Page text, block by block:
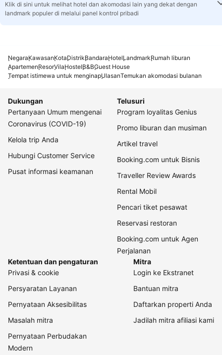
Klik di sini untuk melihat hotel dan akomodasi lain yang dekat dengan
landmark populer di melalui panel kontrol pribadi
NegaraKawasanKotaDistrikBandaraHotelLandmarkRumah liburan
ApartemenResorVilaHostelB&BGuest House
Tempat istimewa untuk menginapUlasanTemukan akomodasi bulanan
Dukungan
Pertanyaan Umum mengenai
Coronavirus (COVID-19)
Kelola trip Anda
Hubungi Customer Service
Pusat informasi keamanan
Telusuri
Program loyalitas Genius
Promo liburan dan musiman
Artikel travel
Booking.com untuk Bisnis
Traveller Review Awards
Rental Mobil
Pencari tiket pesawat
Reservasi restoran
Booking.com untuk Agen
Perjalanan
Ketentuan dan pengaturan
Privasi & cookie
Persyaratan Layanan
Pernyataan Aksesibilitas
Masalah mitra
Pernyataan Perbudakan
Modern
Mitra
Login ke Ekstranet
Bantuan mitra
Daftarkan properti Anda
Jadilah mitra afiliasi kami